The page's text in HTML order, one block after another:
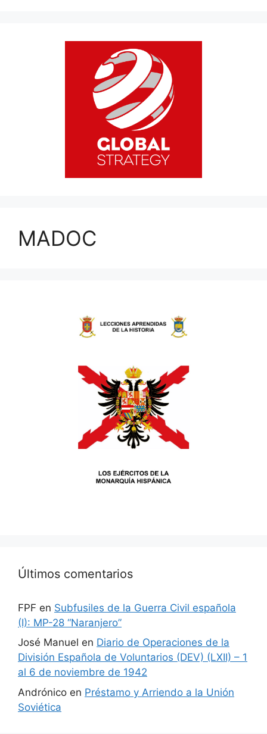
MADOC
Últimos comentarios
FPF en Subfusiles de la Guerra Civil española
(I): MP-28 “Naranjero”
José Manuel en Diario de Operaciones de la
División Española de Voluntarios (DEV) (LXII) – 1
al 6 de noviembre de 1942
Andrónico en Préstamo y Arriendo a la Unión
Soviética